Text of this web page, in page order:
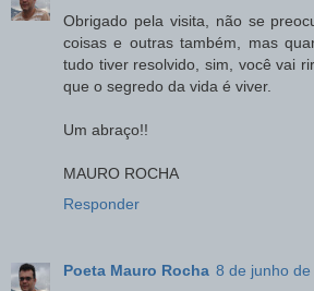
Obrigado pela visita, não se
coisas e outras também, mas
tudo tiver resolvido, sim, você vai
que o segredo da vida é viver.
Um abraço!!
MAURO ROCHA
Responder
Poeta Mauro Rocha 8 de junho